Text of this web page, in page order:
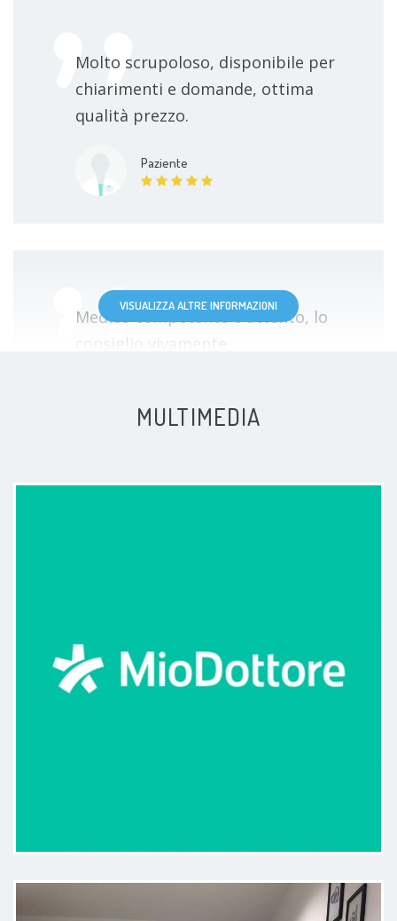
Molto scrupoloso, disponibile per
chiarimenti e domande, ottima
qualità prezzo.
Paziente
Medico competente e attento, lo
consiglio vivamente
semplici e chiare.
Professionale e bravo lo consiglio
senz'altro persona giovane ma
VISUALIZZA ALTRE INFORMAZIONI
MULTIMEDIA